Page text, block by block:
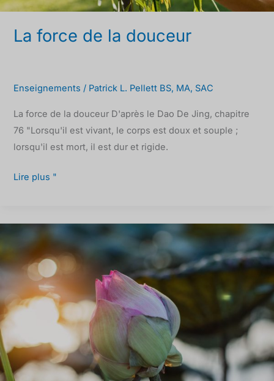
La force de la douceur
Enseignements / Patrick L. Pellett BS, MA, SAC
La force de la douceur D'après le Dao De Jing, chapitre
76 "Lorsqu'il est vivant, le corps est doux et souple ;
lorsqu'il est mort, il est dur et rigide.
Lire plus "
Lotus
se
lève